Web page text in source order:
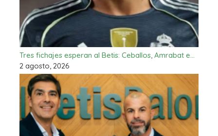
Tres fichajes esperan al Betis: Ceballos, Amrabat e…
2 agosto, 2026